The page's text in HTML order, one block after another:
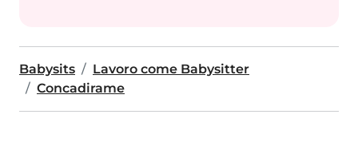
Babysits
Lavoro come Babysitter
Concadirame